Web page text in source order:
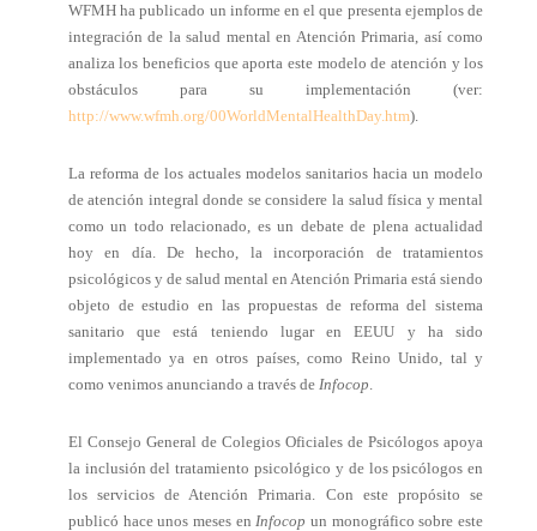
WFMH ha publicado un informe en el que presenta ejemplos de
integración de la salud mental en Atención Primaria, así como
analiza los beneficios que aporta este modelo de atención y los
obstáculos para su implementación (ver:
http://www.wfmh.org/00WorldMentalHealthDay.htm).
La reforma de los actuales modelos sanitarios hacia un modelo
de atención integral donde se considere la salud física y mental
como un todo relacionado, es un debate de plena actualidad
hoy en día. De hecho, la incorporación de tratamientos
psicológicos y de salud mental en Atención Primaria está siendo
objeto de estudio en las propuestas de reforma del sistema
sanitario que está teniendo lugar en EEUU y ha sido
implementado ya en otros países, como Reino Unido, tal y
como venimos anunciando a través de Infocop.
El Consejo General de Colegios Oficiales de Psicólogos apoya
la inclusión del tratamiento psicológico y de los psicólogos en
los servicios de Atención Primaria. Con este propósito se
publicó hace unos meses enInfocopun monográfico sobre este